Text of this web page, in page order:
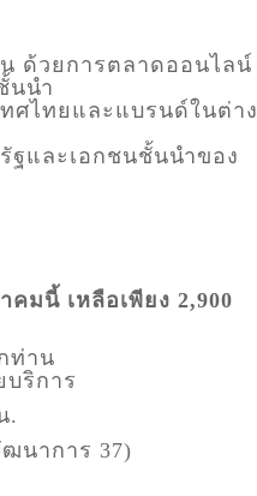
ด้วยการตลาดออนไลน์
นนำ
ศไทยและแบรนด์ในต่าง
ฐและเอกชนชั้นนำของ
คมนี้ เหลือเพียง 2,900
ท่าน
บริการ
.
นาการ 37)